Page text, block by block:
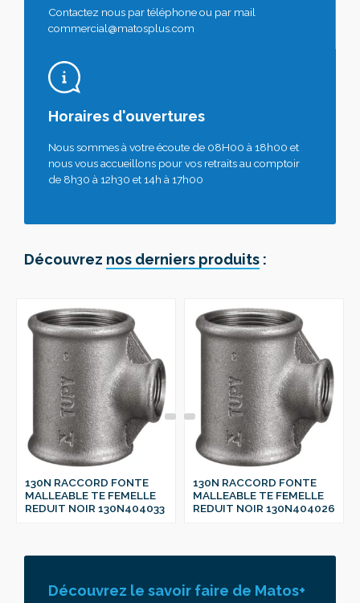
Contactez nous par téléphone ou par mail
commercial@matosplus.com
Horaires d'ouvertures
Nous sommes à votre écoute de 08H00 à 18h00 et
nous vous accueillons pour vos retraits au comptoir
de 8h30 à 12h30 et 14h à 17h00
Découvrez nos derniers produits :
130N RACCORD FONTE
MALLEABLE TE FEMELLE
REDUIT NOIR 130N404033
130N RACCORD FONTE
MALLEABLE TE FEMELLE
REDUIT NOIR 130N404026
Découvrez le savoir faire de Matos+